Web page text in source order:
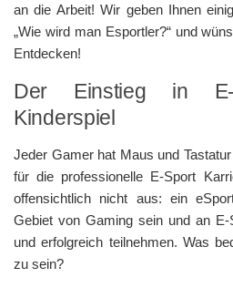
an die Arbeit! Wir geben Ihnen
„Wie wird man Esportler?“ und
Entdecken!
Der Einstieg in
Kinderspiel
Jeder Gamer hat Maus und
für die professionelle E-Sport
offensichtlich nicht aus: ein
Gebiet von Gaming sein und an E-
und erfolgreich teilnehmen. Was
zu sein?